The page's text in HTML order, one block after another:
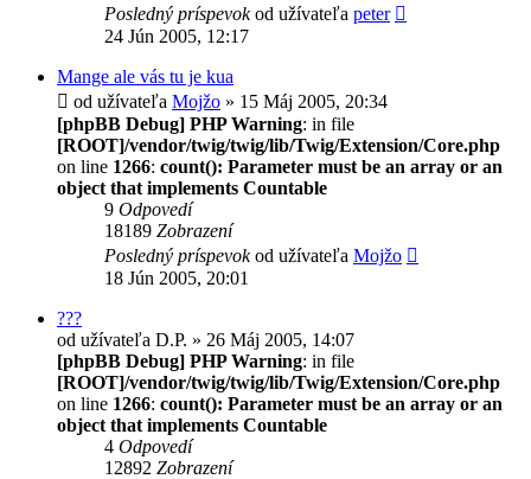
Posledný príspevokod užívateľa peter
24 Jún 2005, 12:17
Mange ale vás tu je kua
od užívateľa Mojžo » 15 Máj 2005, 20:34
[phpBB Debug] PHP Warning: in file
[ROOT]/vendor/twig/twig/lib/Twig/Extension/Core.php
on line 1266: count(): Parameter must be an array or an
object that implements Countable
9 Odpovedí
18189 Zobrazení
Posledný príspevokod užívateľa Mojžo
18 Jún 2005, 20:01
???
od užívateľa D.P. » 26 Máj 2005, 14:07
[phpBB Debug] PHP Warning: in file
[ROOT]/vendor/twig/twig/lib/Twig/Extension/Core.php
on line 1266: count(): Parameter must be an array or an
object that implements Countable
4 Odpovedí
12892 Zobrazení